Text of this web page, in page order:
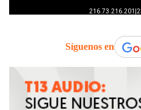
Síguenos en